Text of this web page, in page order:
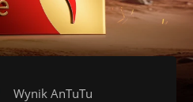
Wynik AnTuTu